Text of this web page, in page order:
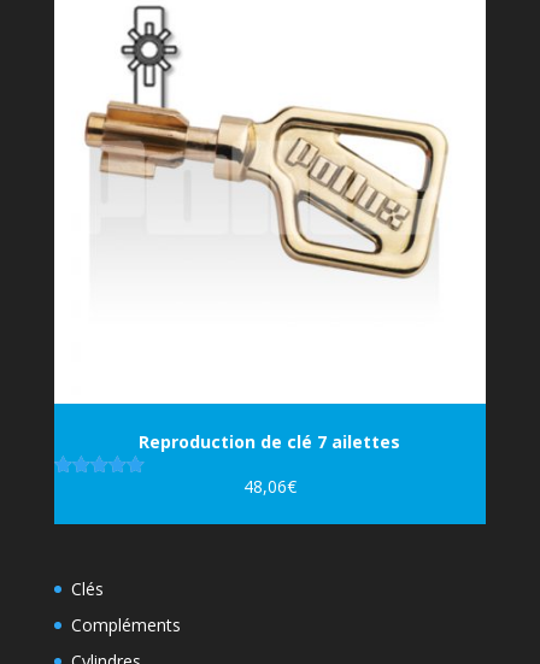
Reproduction de clé 7 ailettes
48,06€
Clés
Compléments